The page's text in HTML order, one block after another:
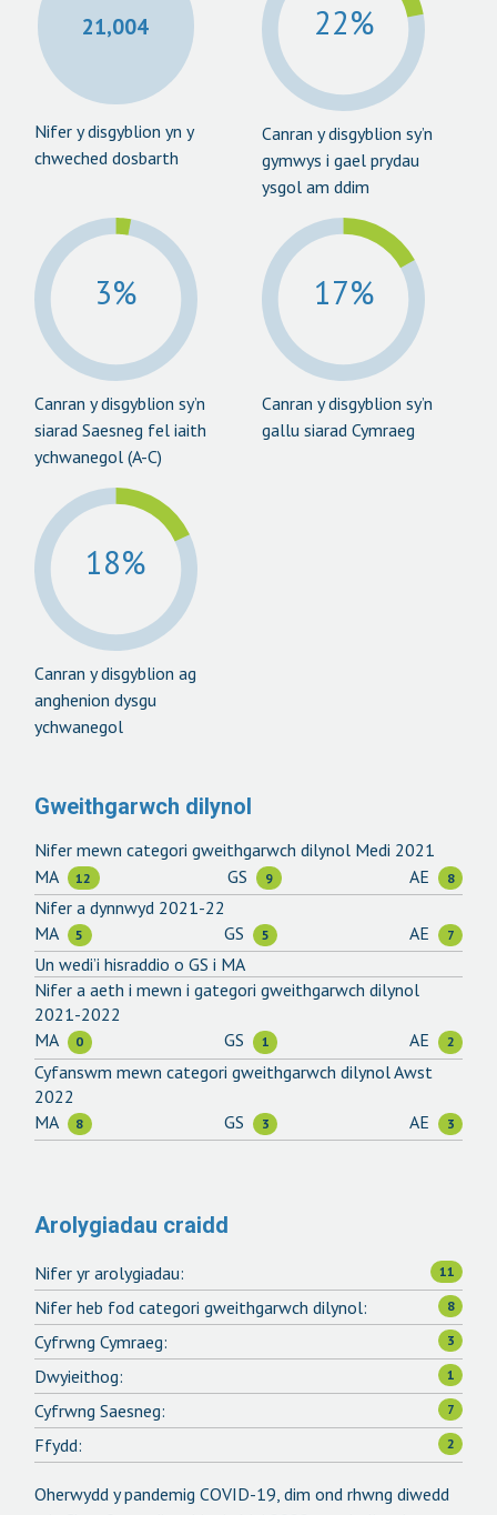
21,004
Nifer y disgyblion yn y
chweched dosbarth
22%
Canran y disgyblion sy’n
gymwys i gael prydau
ysgol am ddim
3%
Canran y disgyblion sy’n
siarad Saesneg fel iaith
ychwanegol (A-C)
17%
Canran y disgyblion sy’n
gallu siarad Cymraeg
18%
Canran y disgyblion ag
anghenion dysgu
ychwanegol
Gweithgarwch dilynol
Nifer mewn categori gweithgarwch dilynol Medi 2021
MA
12 GS 9 AE 8
Nifer a dynnwyd 2021-22
MA
5 GS 5 AE 7
Un wedi’i hisraddio o GS i MA
Nifer a aeth i mewn i gategori gweithgarwch dilynol
2021-2022
MA
0 GS 1 AE 2
Cyfanswm mewn categori gweithgarwch dilynol Awst
2022
MA
8 GS 3 AE 3
Arolygiadau craidd
Nifer yr arolygiadau: 11
Nifer heb fod categori gweithgarwch dilynol: 8
Cyfrwng Cymraeg: 3
Dwyieithog: 1
Cyfrwng Saesneg: 7
Ffydd: 2
Oherwydd y pandemig COVID-19, dim ond rhwng diwedd